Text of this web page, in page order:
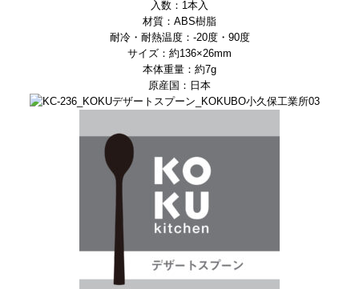
入数：1本入
材質：ABS樹脂
耐冷・耐熱温度：-20度・90度
サイズ：約136×26mm
本体重量：約7g
原産国：日本